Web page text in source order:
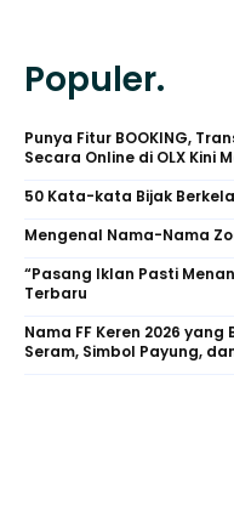
Populer.
Punya Fitur BOOKING,
Secara Online di OLX Kini
50 Kata-kata Bijak
Mengenal Nama-Nama
“Pasang Iklan Pasti
Terbaru
Nama FF Keren 2026
Seram, Simbol Payung,